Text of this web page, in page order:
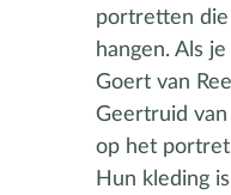
portretten die
hangen. Als
Goert van
Geertruid
op het portret
Hun kleding